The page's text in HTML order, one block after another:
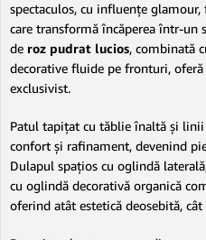
spectaculos, cu influențe
care transformă încăperea într-un
de roz pudrat lucios, combinată
decorative fluide pe fronturi,
exclusivist.
Patul tapițat cu tăblie înaltă și
confort și rafinament, devenind
Dulapul spațios cu oglindă
cu oglindă decorativă organică
oferind atât estetică deosebită,